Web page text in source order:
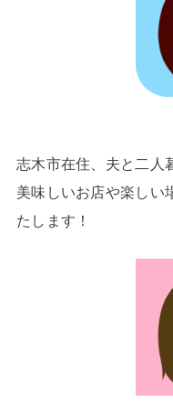
志木市在住、夫と二人
美味しいお店や楽しい
たします！